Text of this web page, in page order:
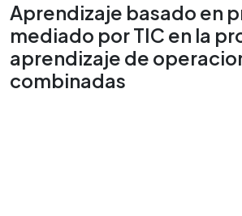
Aprendizaje basado en
mediado por TIC en la
aprendizaje de
combinadas